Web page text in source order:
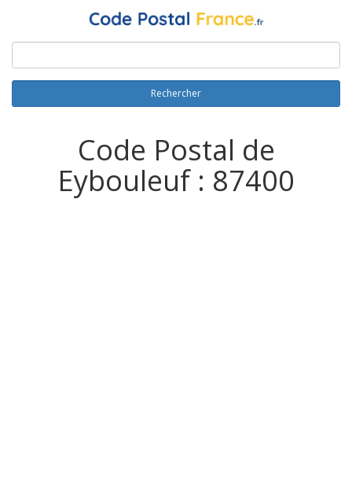
Rechercher
Code Postal de
Eybouleuf : 87400